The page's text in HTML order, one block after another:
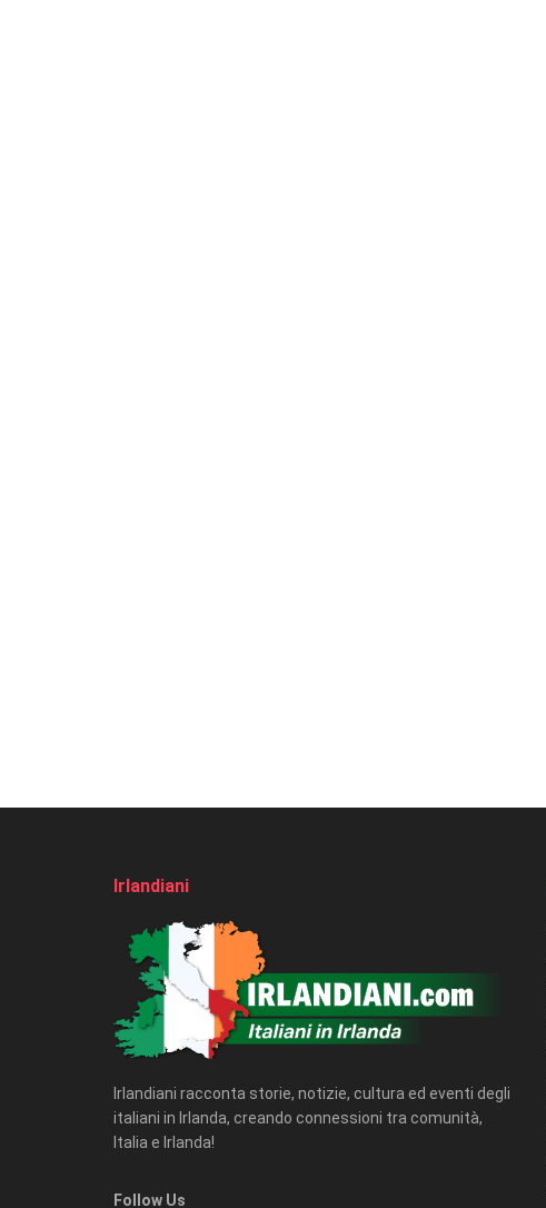
Irlandiani
Irlandiani racconta storie, notizie, cultura ed eventi degli
italiani in Irlanda, creando connessioni tra comunità,
Italia e Irlanda!
Follow Us